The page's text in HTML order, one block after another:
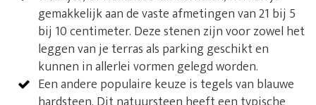
gemakkelijk aan de vaste afmetingen van 21 bij 5
bij 10 centimeter. Deze stenen zijn voor zowel het
leggen van je terras als parking geschikt en
kunnen in allerlei vormen gelegd worden.
Een andere populaire keuze is tegels van blauwe